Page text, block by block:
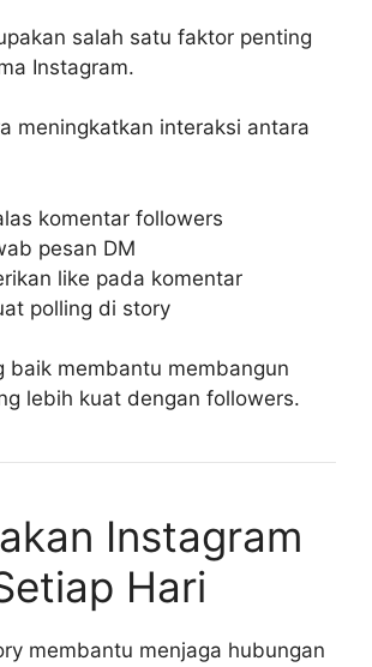
salah satu faktor penting
Instagram.
meningkatkan interaksi antara
komentar followers
pesan DM
like pada komentar
polling di story
baik membantu membangun
lebih kuat dengan followers.
Instagram
Hari
membantu menjaga hubungan